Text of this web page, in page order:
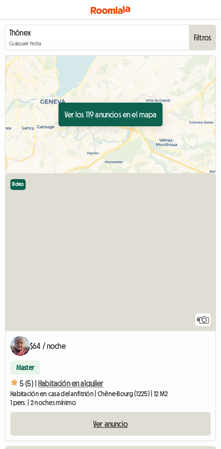
Cualquier fecha
Filtros
Ver los 119 anuncios en el mapa
6
Video
$64 / noche
Master
5 (5) | Habitación en alquiler
Habitación en casa del anfitrión | Chêne-Bourg (1225) | 12 M2
1 pers. | 2 noches mínimo
Ver anuncio